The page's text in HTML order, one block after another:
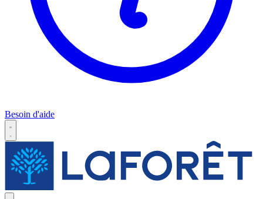
Besoin d'aide